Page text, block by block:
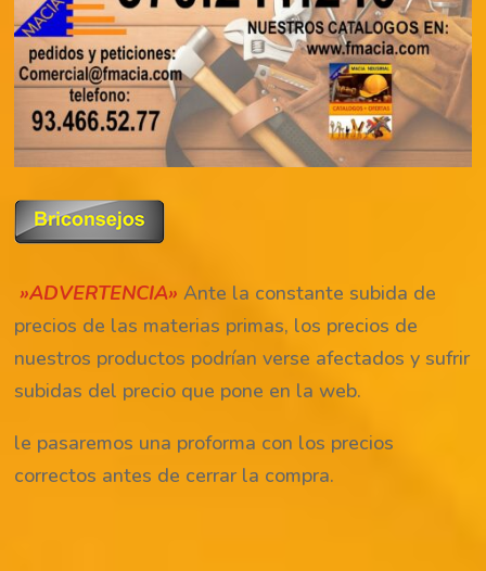
»ADVERTENCIA» Ante la constante subida de
precios de las materias primas, los precios de
nuestros productos podrían verse afectados y sufrir
subidas del precio que pone en la web.
le pasaremos una proforma con los precios
correctos antes de cerrar la compra.